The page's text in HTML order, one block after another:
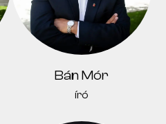
Bán Mór
író